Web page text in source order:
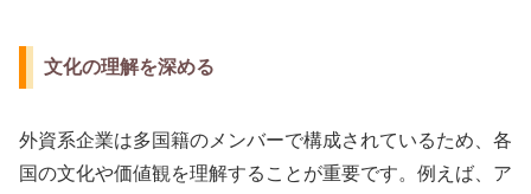
文化の理解を深める
外資系企業は多国籍のメンバーで構成されているため、各
国の文化や価値観を理解することが重要です。例えば、ア